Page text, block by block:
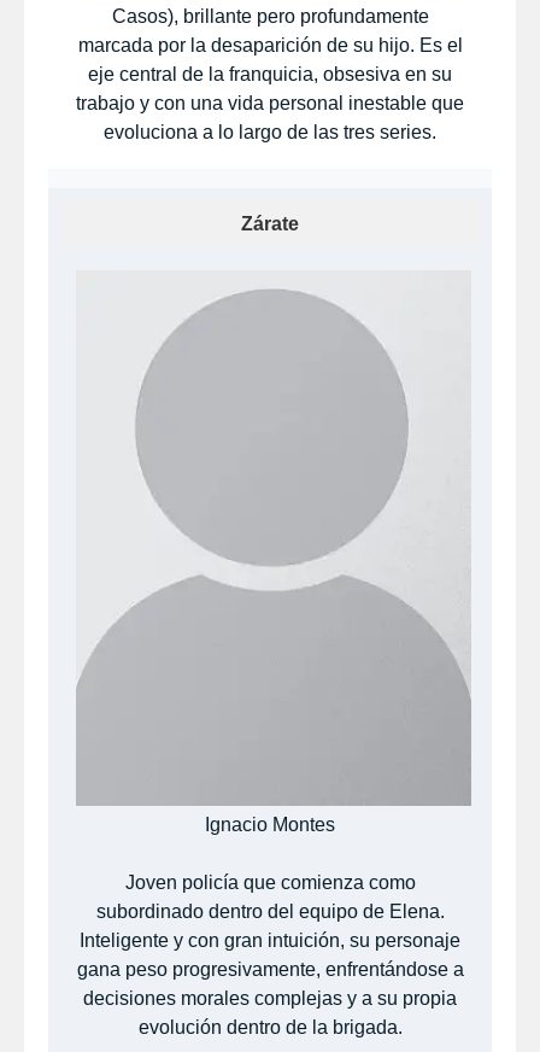
Casos), brillante pero profundamente
marcada por la desaparición de su hijo. Es el
eje central de la franquicia, obsesiva en su
trabajo y con una vida personal inestable que
evoluciona a lo largo de las tres series.
Zárate
Ignacio Montes
Joven policía que comienza como
subordinado dentro del equipo de Elena.
Inteligente y con gran intuición, su personaje
gana peso progresivamente, enfrentándose a
decisiones morales complejas y a su propia
evolución dentro de la brigada.